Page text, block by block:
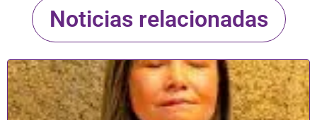
Noticias relacionadas